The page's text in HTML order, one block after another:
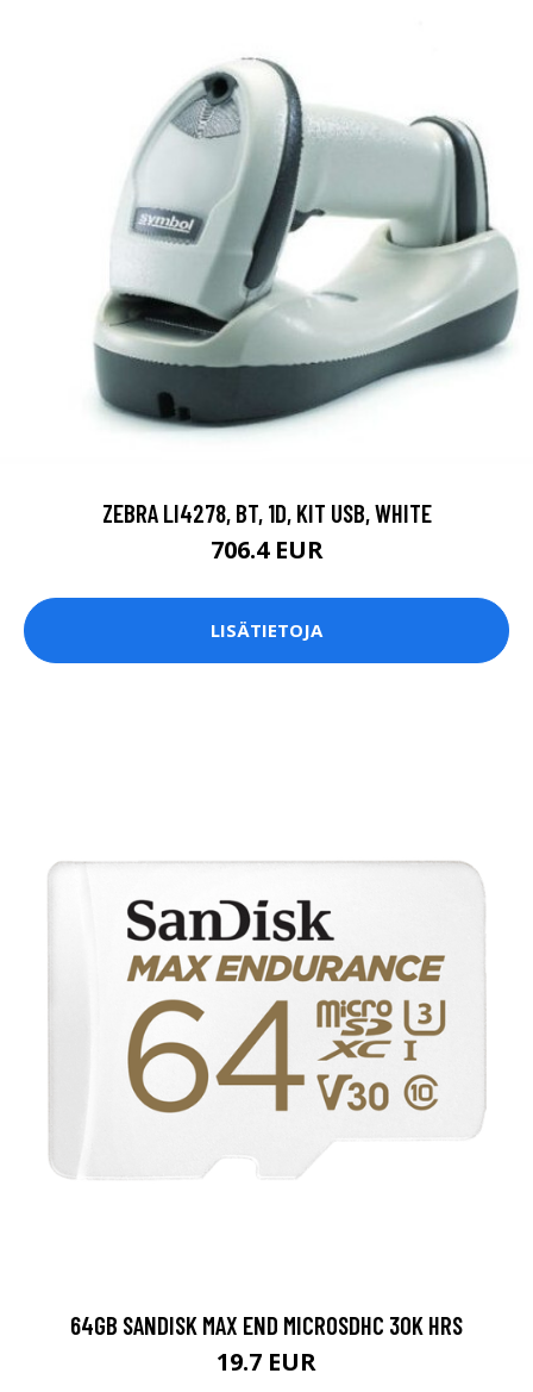
ZEBRA LI4278, BT, 1D, KIT USB, WHITE
706.4 EUR
LISÄTIETOJA
64GB SANDISK MAX END MICROSDHC 30K HRS
19.7 EUR